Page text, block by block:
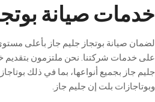
خدمات صيانة
لضمان صيانة بوتجاز جليم جاز بأعلى
على خدمات شركتنا. نحن ملتزمون بتقديم
جليم جاز بجميع أنواعها، بما في ذلك
وبوتاجازات بلت إن جليم جاز .